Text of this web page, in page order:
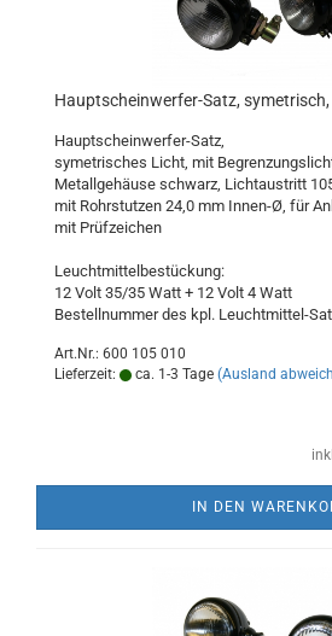
Hauptscheinwerfer-Satz,
Hauptscheinwerfer-Satz,
symetrisches Licht, mit
Metallgehäuse schwarz, Lichtaustritt
mit Rohrstutzen 24,0 mm Innen-Ø, für
mit Prüfzeichen
Leuchtmittelbestückung:
12 Volt 35/35 Watt + 12 Volt 4 Watt
Bestellnummer des kpl. Leuchtmittel-
Art.Nr.: 600 105 010
Lieferzeit:
ca. 1-3 Tage (Ausland
IN DEN